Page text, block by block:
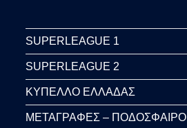
SUPERLEAGUE 1
SUPERLEAGUE 2
ΚΥΠΕΛΛΟ ΕΛΛΑΔΑΣ
ΜΕΤΑΓΡΑΦΕΣ – ΠΟΔΟΣΦΑΙΡΟ